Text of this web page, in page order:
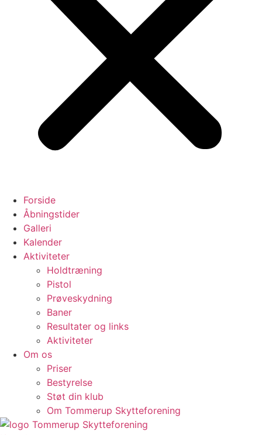
Forside
Åbningstider
Galleri
Kalender
Aktiviteter
Holdtræning
Pistol
Prøveskydning
Baner
Resultater og links
Aktiviteter
Om os
Priser
Bestyrelse
Støt din klub
Om Tommerup Skytteforening